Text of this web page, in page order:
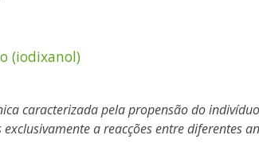
(iodixanol)
caracterizada pela propensão do
a reacções entre diferentes